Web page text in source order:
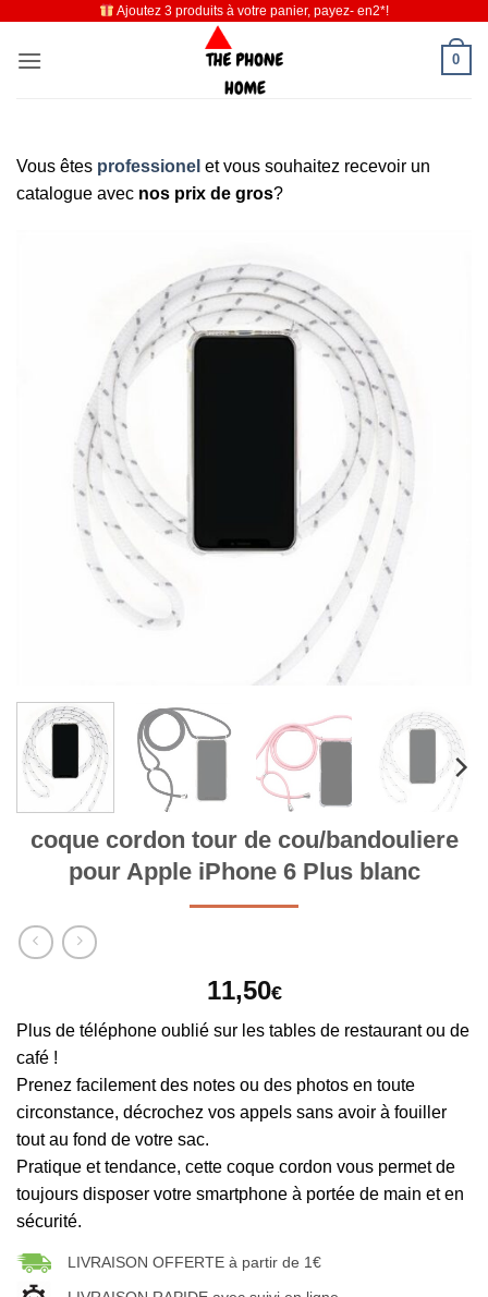
contenu
Ajoutez 3 produits à votre panier, payez- en2*!
0
Vous êtes professionel et vous souhaitez recevoir un
catalogue avec nos prix de gros?
coque cordon tour de cou/bandouliere
pour Apple iPhone 6 Plus blanc
11,50€
Plus de téléphone oublié sur les tables de restaurant ou de
café !
Prenez facilement des notes ou des photos en toute
circonstance, décrochez vos appels sans avoir à fouiller
tout au fond de votre sac.
Pratique et tendance, cette coque cordon vous permet de
toujours disposer votre smartphone à portée de main et en
sécurité.
LIVRAISON OFFERTE à partir de 1€